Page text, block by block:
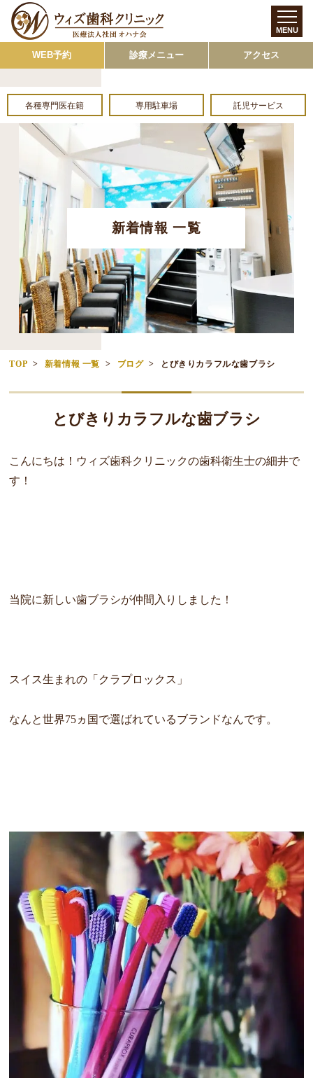
WEB予約 診療メニュー アクセス
各種専門医在籍 専用駐車場 託児サービス
新着情報 一覧
MENU
TOP 新着情報 一覧 ブログ とびきりカラフルな歯ブラシ
とびきりカラフルな歯ブラシ
こんにちは！ウィズ歯科クリニックの歯科衛生士の細井で
す！
当院に新しい歯ブラシが仲間入りしました！
スイス生まれの「クラプロックス」
なんと世界75ヵ国で選ばれているブランドなんです。